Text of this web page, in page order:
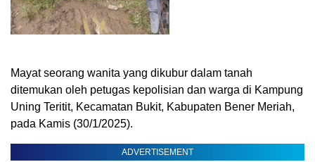
Mayat seorang wanita yang dikubur dalam tanah
ditemukan oleh petugas kepolisian dan warga di Kampung
Uning Teritit, Kecamatan Bukit, Kabupaten Bener Meriah,
pada Kamis (30/1/2025).
ADVERTISEMENT